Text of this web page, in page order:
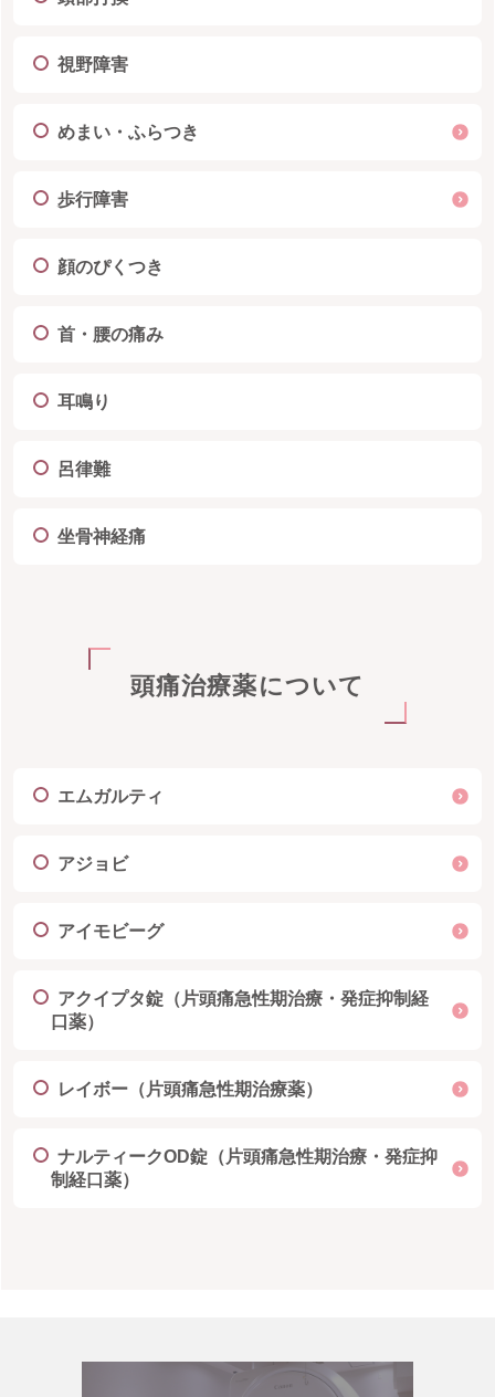
視野障害
めまい・ふらつき
歩行障害
顔のぴくつき
首・腰の痛み
耳鳴り
呂律難
坐骨神経痛
頭痛治療薬について
エムガルティ
アジョビ
アイモビーグ
アクイプタ錠（片頭痛急性期治療・発症抑制経
口薬）
レイボー（片頭痛急性期治療薬）
ナルティークOD錠（片頭痛急性期治療・発症抑
制経口薬）